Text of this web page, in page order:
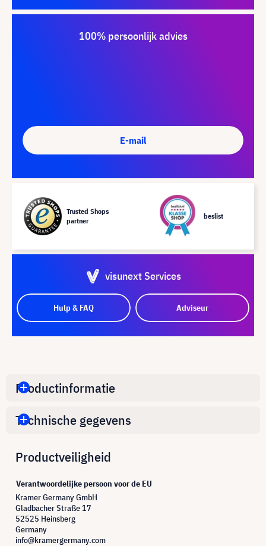
100% persoonlijk advies
E-mail
Trusted Shops
partner
beslist
visunext Services
Hulp & FAQ Adviseur
Productinformatie
Technische gegevens
Productveiligheid
Verantwoordelijke persoon voor de EU
Kramer Germany GmbH
Gladbacher Straße 17
52525 Heinsberg
Germany
info@kramergermany.com